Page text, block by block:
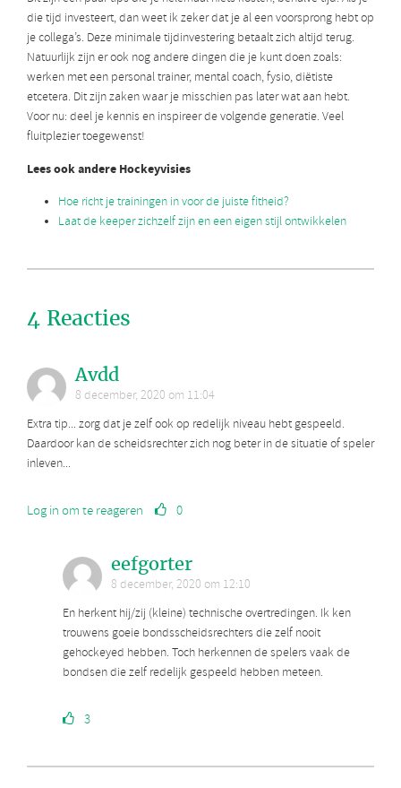
die tijd investeert, dan weet ik zeker dat je al een voorsprong hebt op
je collega’s. Deze minimale tijdinvestering betaalt zich altijd terug.
Natuurlijk zijn er ook nog andere dingen die je kunt doen zoals:
werken met een personal trainer, mental coach, fysio, diëtiste
etcetera. Dit zijn zaken waar je misschien pas later wat aan hebt.
Voor nu: deel je kennis en inspireer de volgende generatie. Veel
fluitplezier toegewenst!
Lees ook andere Hockeyvisies
Hoe richt je trainingen in voor de juiste fitheid?
Laat de keeper zichzelf zijn en een eigen stijl ontwikkelen
4 Reacties
Avdd
8 december, 2020 om 11:04
Extra tip... zorg dat je zelf ook op redelijk niveau hebt gespeeld.
Daardoor kan de scheidsrechter zich nog beter in de situatie of speler
inleven...
Log in om te reageren 0
eefgorter
8 december, 2020 om 12:10
En herkent hij/zij (kleine) technische overtredingen. Ik ken
trouwens goeie bondsscheidsrechters die zelf nooit
gehockeyed hebben. Toch herkennen de spelers vaak de
bondsen die zelf redelijk gespeeld hebben meteen.
3